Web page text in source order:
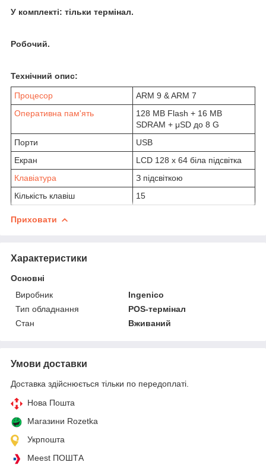
У комплекті: тільки термінал.
Робочий.
Технічний опис:
Процесор
ARM 9 & ARM 7
Оперативна пам'ять
128 MB Flash + 16 MB
SDRAM + μSD до 8 G
Порти
USB
Екран
LCD 128 x 64 біла підсвітка
Клавіатура
З підсвіткою
Кількість клавіш
15
Приховати
Характеристики
Основні
Виробник
Ingenico
Тип обладнання
POS-термінал
Стан
Вживаний
Умови доставки
Доставка здійснюється тільки по передоплаті.
Нова Пошта
Магазини Rozetka
Укрпошта
Meest ПОШТА